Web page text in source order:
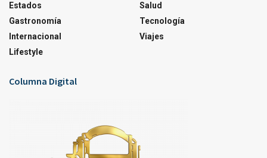
Estados
Gastronomía
Internacional
Lifestyle
Salud
Tecnología
Viajes
Columna Digital